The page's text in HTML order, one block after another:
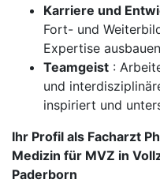
Karriere und
Fort- und
Expertise
Teamgeist :
und
inspiriert und
Ihr Profil als Facharzt
Medizin für MVZ in
Paderborn